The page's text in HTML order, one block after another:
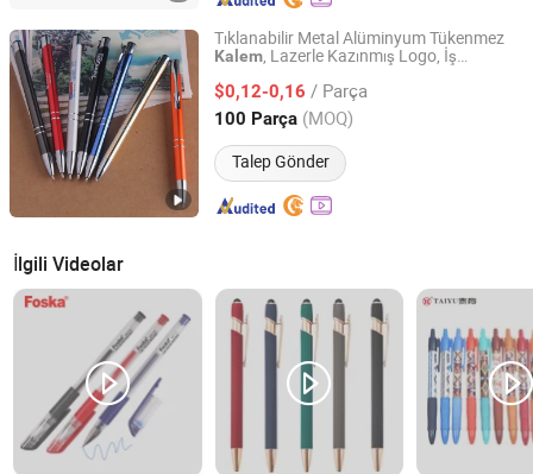
Tıklanabilir Metal Alüminyum Tükenmez
Kalem, Lazerle Kazınmış Logo, İş
$0,12-0,16 / Parça
100 Parça (MOQ)
Talep Gönder
Shenzhen Jason Yuen Gift Co., Ltd.
Guangdong, China Fiyat 2020
İlgili Videolar